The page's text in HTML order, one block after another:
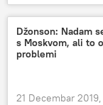
automobilizam
Džonson: Nadam
s Moskvom, ali to
problemi
21 Decembar